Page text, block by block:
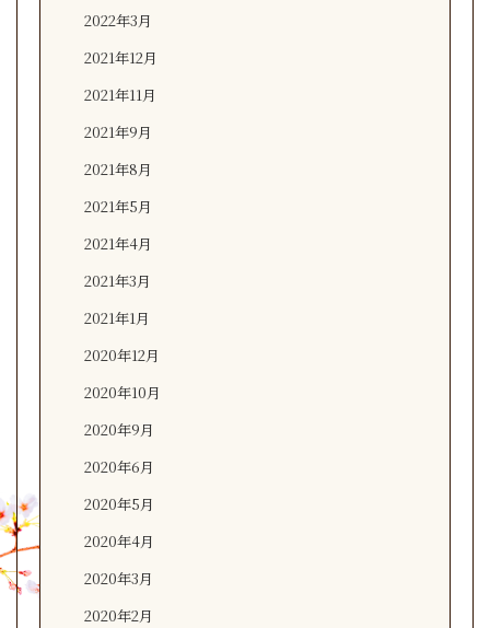
2022年3月
2021年12月
2021年11月
2021年9月
2021年8月
2021年5月
2021年4月
2021年3月
2021年1月
2020年12月
2020年10月
2020年9月
2020年6月
2020年5月
2020年4月
2020年3月
2020年2月